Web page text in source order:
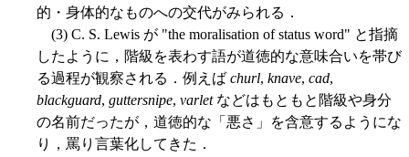
的・身体的なものへの交代がみられる．
(3) C. S. Lewis が "the moralisation of status word" と指摘
したように，階級を表わす語が道徳的な意味合いを帯び
る過程が観察される．例えば churl, knave, cad,
blackguard, guttersnipe, varletなどはもともと階級や身分
の名前だったが，道徳的な「悪さ」を含意するようにな
り，罵り言葉化してきた．